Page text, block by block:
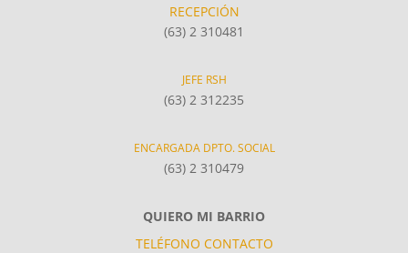
RECEPCIÓN
(63) 2 310481
JEFE RSH
(63) 2 312235
ENCARGADA DPTO. SOCIAL
(63) 2 310479
QUIERO MI BARRIO
TELÉFONO CONTACTO